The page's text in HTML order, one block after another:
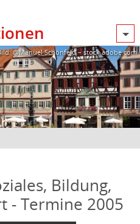
@Manuel Schönfeld – stock.adobe.com
Bildung,
- Termine 2005